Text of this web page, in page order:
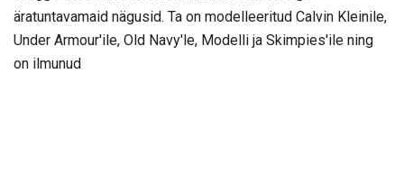
äratuntavamaid nägusid. Ta on modelleeritud Calvin Kleinile,
Under Armour'ile, Old Navy'le, Modelli ja Skimpies'ile ning
on ilmunud